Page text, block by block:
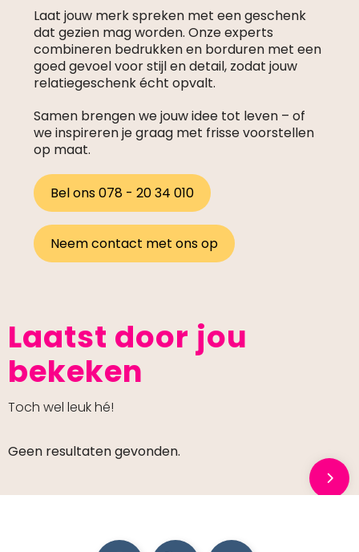
Laat jouw merk spreken met een geschenk
dat gezien mag worden. Onze experts
combineren bedrukken en borduren met een
goed gevoel voor stijl en detail, zodat jouw
relatiegeschenk écht opvalt.
Samen brengen we jouw idee tot leven – of
we inspireren je graag met frisse voorstellen
op maat.
Bel ons 078 - 20 34 010
Neem contact met ons op
Laatst door jou
bekeken
Toch wel leuk hé!
Geen resultaten gevonden.